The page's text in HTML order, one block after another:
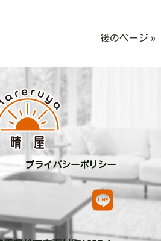
後のページ »
プライバシーポリシー